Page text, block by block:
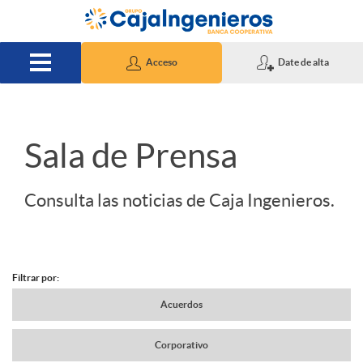
Saltar al contenido principal
Acceso Date de alta
S
Sala de Prensa
Consulta las noticias de Caja Ingenieros.
N
Filtrar por:
Acuerdos
Corporativo